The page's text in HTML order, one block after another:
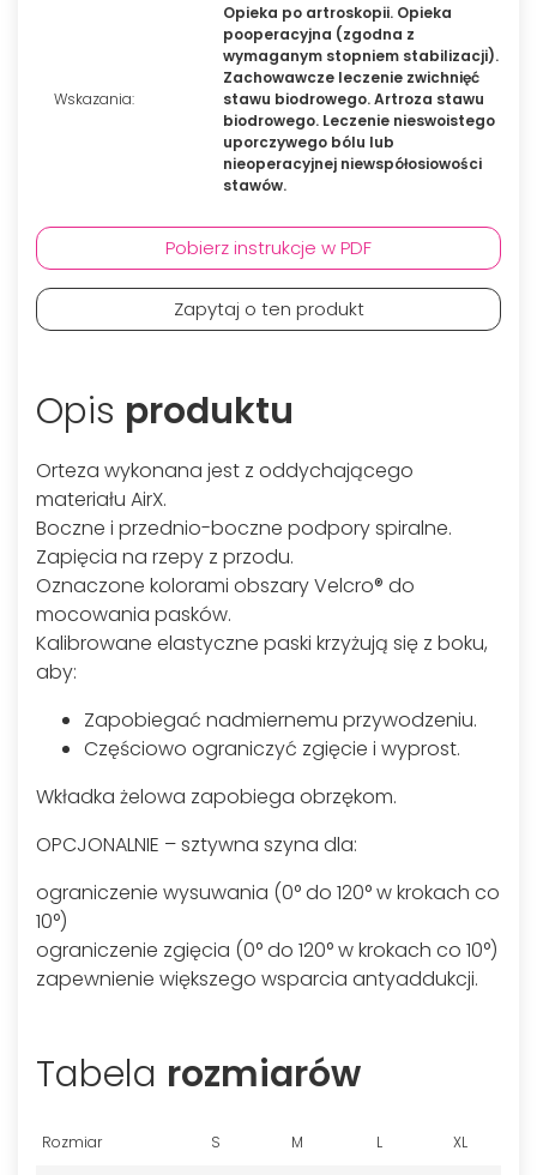
Wskazania:
Opieka po artroskopii. Opieka
pooperacyjna (zgodna z
wymaganym stopniem stabilizacji).
Zachowawcze leczenie zwichnięć
stawu biodrowego. Artroza stawu
biodrowego. Leczenie nieswoistego
uporczywego bólu lub
nieoperacyjnej niewspółosiowości
stawów.
Pobierz instrukcje w PDF
Zapytaj o ten produkt
Opis produktu
Orteza wykonana jest z oddychającego
materiału AirX.
Boczne i przednio-boczne podpory spiralne.
Zapięcia na rzepy z przodu.
Oznaczone kolorami obszary Velcro® do
mocowania pasków.
Kalibrowane elastyczne paski krzyżują się z boku,
aby:
Zapobiegać nadmiernemu przywodzeniu.
Częściowo ograniczyć zgięcie i wyprost.
Wkładka żelowa zapobiega obrzękom.
OPCJONALNIE – sztywna szyna dla:
ograniczenie wysuwania (0° do 120° w krokach co
10°)
ograniczenie zgięcia (0° do 120° w krokach co 10°)
zapewnienie większego wsparcia antyaddukcji.
Tabela rozmiarów
Rozmiar S M L XL